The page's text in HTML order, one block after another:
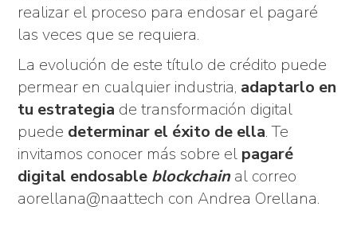
realizar el proceso para endosar el pagaré
las veces que se requiera.
La evolución de este título de crédito puede
permear en cualquier industria, adaptarlo en
tu estrategia de transformación digital
puede determinar el éxito de ella. Te
invitamos conocer más sobre el pagaré
digital endosable blockchainal correo
aorellana@naat.tech con Andrea Orellana.